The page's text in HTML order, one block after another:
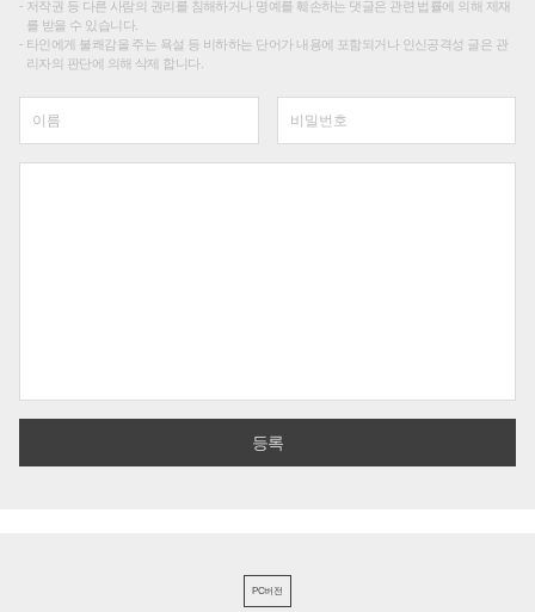
저작권 등 다른 사람의 권리를 침해하거나 명예를 훼손하는 댓글은 관련 법률에 의해 제재
를 받을 수 있습니다.
타인에게 불쾌감을 주는 욕설 등 비하하는 단어가 내용에 포함되거나 인신공격성 글은 관
리자의 판단에 의해 삭제 합니다.
PC버전